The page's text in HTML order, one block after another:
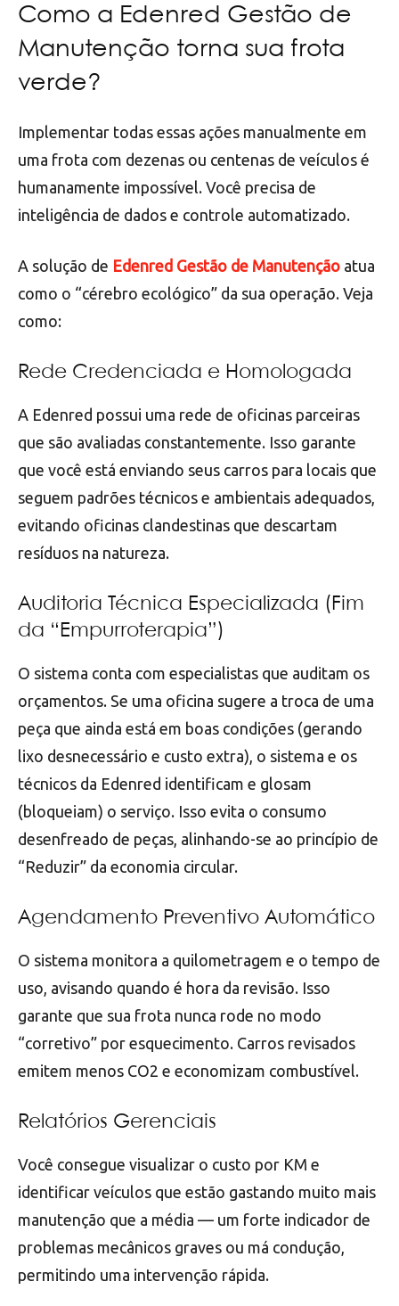
Como a Edenred Gestão de
Manutenção torna sua frota
verde?
Implementar todas essas ações manualmente em
uma frota com dezenas ou centenas de veículos é
humanamente impossível. Você precisa de
inteligência de dados e controle automatizado.
A solução de Edenred Gestão de Manutenção atua
como o “cérebro ecológico” da sua operação. Veja
como:
Rede Credenciada e Homologada
A Edenred possui uma rede de oficinas parceiras
que são avaliadas constantemente. Isso garante
que você está enviando seus carros para locais que
seguem padrões técnicos e ambientais adequados,
evitando oficinas clandestinas que descartam
resíduos na natureza.
Auditoria Técnica Especializada (Fim
da “Empurroterapia”)
O sistema conta com especialistas que auditam os
orçamentos. Se uma oficina sugere a troca de uma
peça que ainda está em boas condições (gerando
lixo desnecessário e custo extra), o sistema e os
técnicos da Edenred identificam e glosam
(bloqueiam) o serviço. Isso evita o consumo
desenfreado de peças, alinhando-se ao princípio de
“Reduzir” da economia circular.
Agendamento Preventivo Automático
O sistema monitora a quilometragem e o tempo de
uso, avisando quando é hora da revisão. Isso
garante que sua frota nunca rode no modo
“corretivo” por esquecimento. Carros revisados
emitem menos CO2 e economizam combustível.
Relatórios Gerenciais
Você consegue visualizar o custo por KM e
identificar veículos que estão gastando muito mais
manutenção que a média — um forte indicador de
problemas mecânicos graves ou má condução,
permitindo uma intervenção rápida.